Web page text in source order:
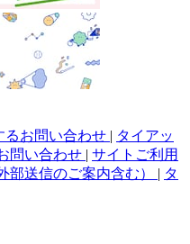
るお問い合わせ | タイアッ
問い合わせ | サイトご利用
部送信のご案内含む） | タ